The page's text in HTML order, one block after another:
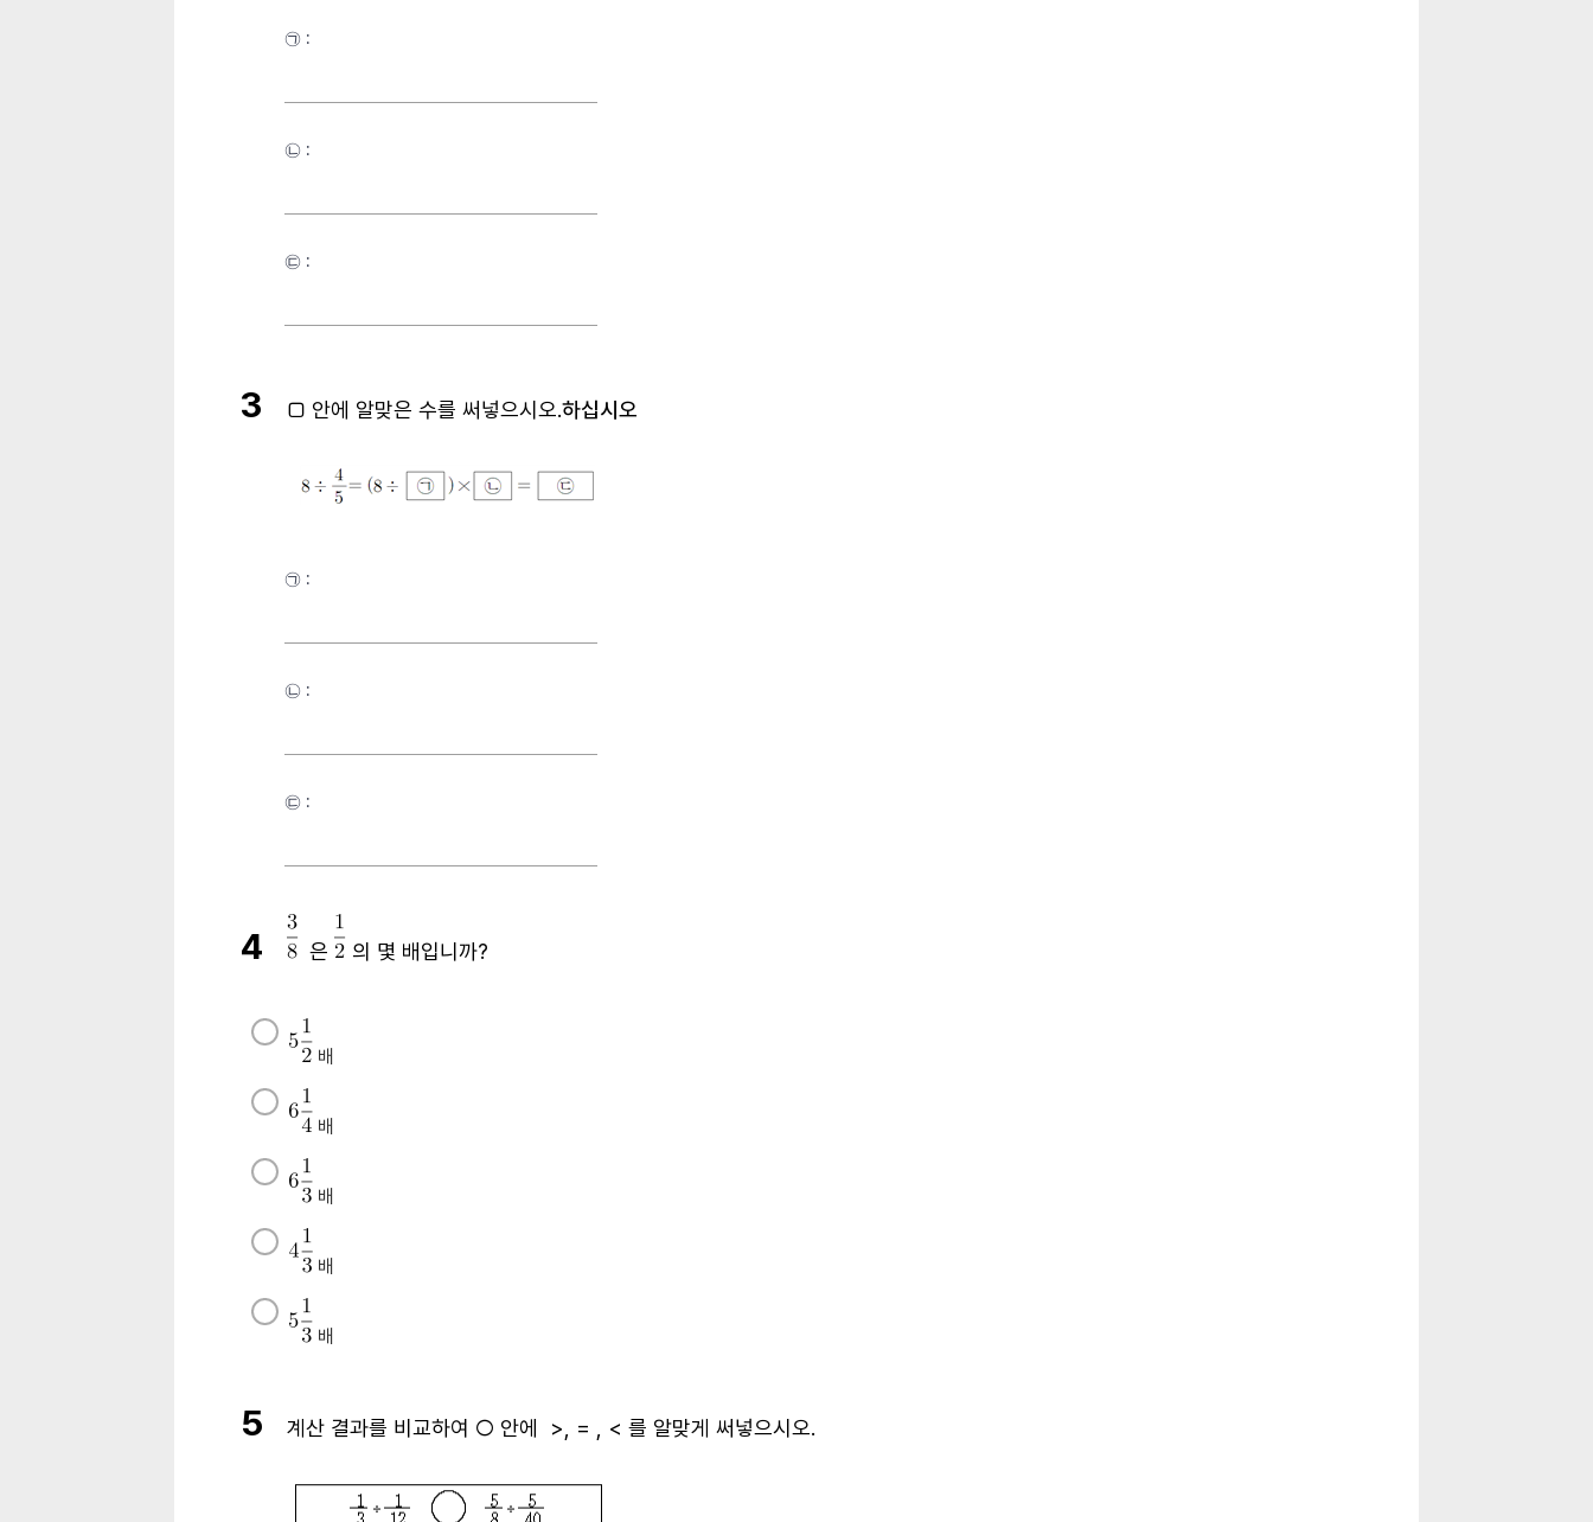
㉠ :
㉡ :
㉢ :
3 □ 안에 알맞은 수를 써넣으시오.하십시오
㉠ :
㉡ :
㉢ :
4 은 의 몇 배입니까?
배
배
배
배
배
5 계산 결과를 비교하여 ○ 안에 > , = , < 를 알맞게 써넣으시오.